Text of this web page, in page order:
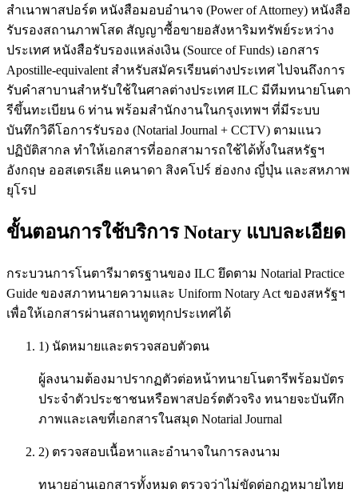
สำเนาพาสปอร์ต หนังสือมอบอำนาจ (Power of Attorney) หนังสือ
รับรองสถานภาพโสด สัญญาซื้อขายอสังหาริมทรัพย์ระหว่าง
ประเทศ หนังสือรับรองแหล่งเงิน (Source of Funds) เอกสาร
Apostille-equivalent สำหรับสมัครเรียนต่างประเทศ ไปจนถึงการ
รับคำสาบานสำหรับใช้ในศาลต่างประเทศ ILC มีทีมทนายโนตา
รีขึ้นทะเบียน 6 ท่าน พร้อมสำนักงานในกรุงเทพฯ ที่มีระบบ
บันทึกวิดีโอการรับรอง (Notarial Journal + CCTV) ตามแนว
ปฏิบัติสากล ทำให้เอกสารที่ออกสามารถใช้ได้ทั้งในสหรัฐฯ
อังกฤษ ออสเตรเลีย แคนาดา สิงคโปร์ ฮ่องกง ญี่ปุ่น และสหภาพ
ยุโรป
ขั้นตอนการใช้บริการ Notary แบบละเอียด
กระบวนการโนตารีมาตรฐานของ ILC ยึดตาม Notarial Practice
Guide ของสภาทนายความและ Uniform Notary Act ของสหรัฐฯ
เพื่อให้เอกสารผ่านสถานทูตทุกประเทศได้
1) นัดหมายและตรวจสอบตัวตน
ผู้ลงนามต้องมาปรากฏตัวต่อหน้าทนายโนตารีพร้อมบัตร
ประจำตัวประชาชนหรือพาสปอร์ตตัวจริง ทนายจะบันทึก
ภาพและเลขที่เอกสารในสมุด Notarial Journal
2) ตรวจสอบเนื้อหาและอำนาจในการลงนาม
ทนายอ่านเอกสารทั้งหมด ตรวจว่าไม่ขัดต่อกฎหมายไทย